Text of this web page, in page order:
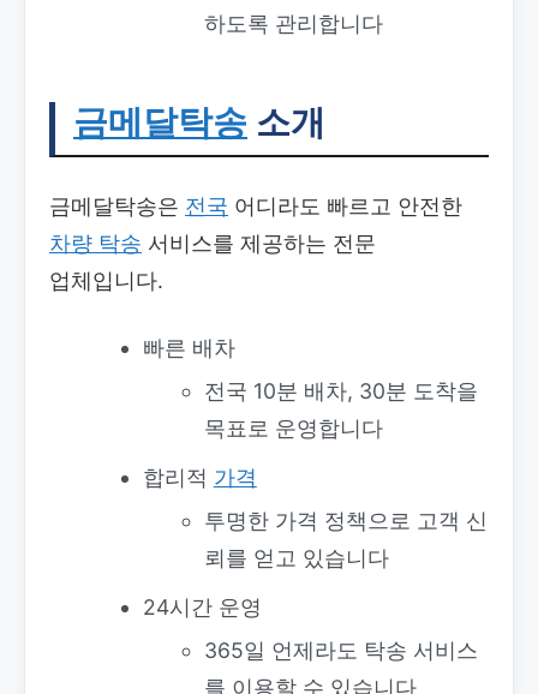
하도록 관리합니다
금메달탁송 소개
금메달탁송은 전국 어디라도 빠르고 안전한
차량 탁송 서비스를 제공하는 전문
업체입니다.
빠른 배차
전국 10분 배차, 30분 도착을
목표로 운영합니다
합리적 가격
투명한 가격 정책으로 고객 신
뢰를 얻고 있습니다
24시간 운영
365일 언제라도 탁송 서비스
를 이용할 수 있습니다